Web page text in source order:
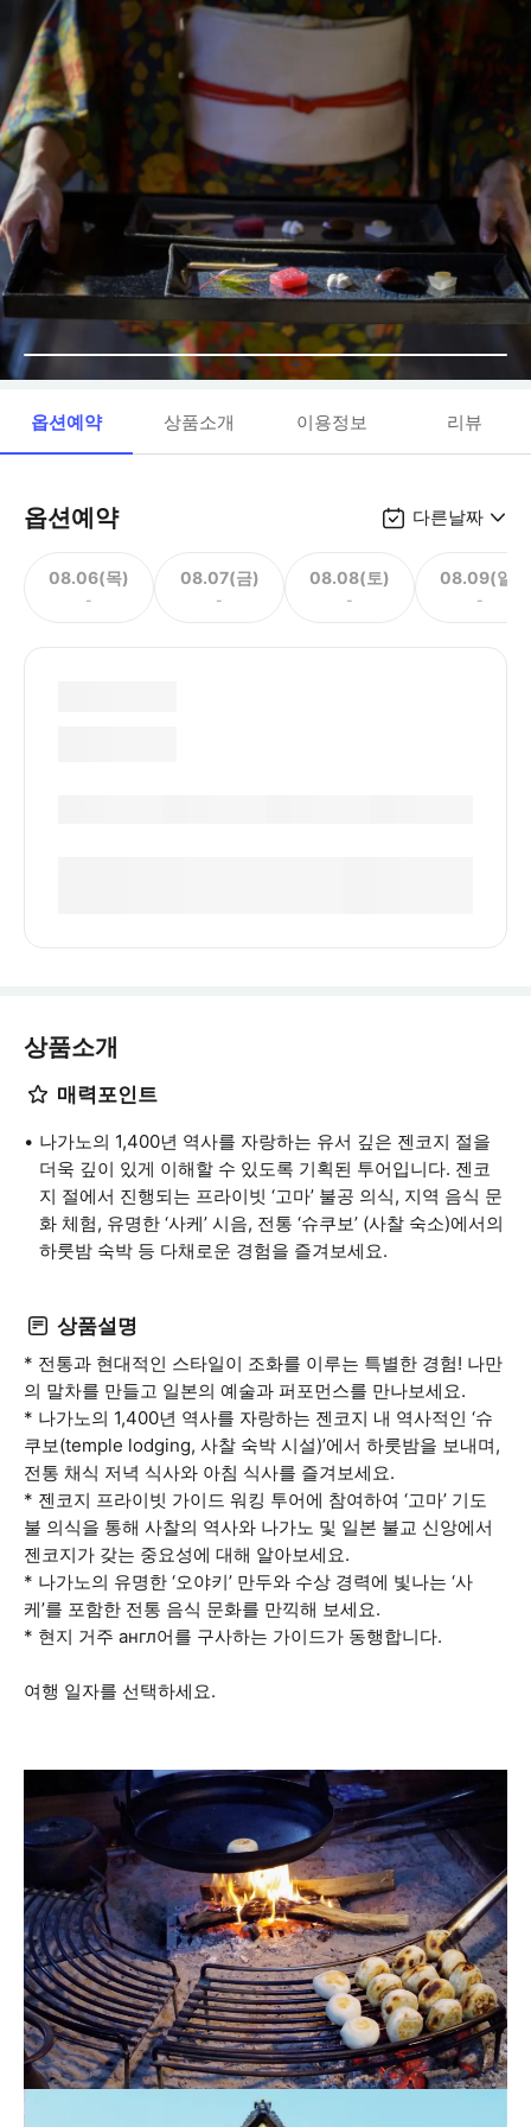
옵션예약 상품소개 이용정보 리뷰
옵션예약 다른날짜
08.06(목)
-
08.07(금)
-
08.08(토)
-
08.09(일)
-
상품소개
매력포인트
나가노의 1,400년 역사를 자랑하는 유서 깊은 젠코지 절을
더욱 깊이 있게 이해할 수 있도록 기획된 투어입니다. 젠코
지 절에서 진행되는 프라이빗 ‘고마’ 불공 의식, 지역 음식 문
화 체험, 유명한 ‘사케’ 시음, 전통 ‘슈쿠보’ (사찰 숙소)에서의
하룻밤 숙박 등 다채로운 경험을 즐겨보세요.
상품설명
* 전통과 현대적인 스타일이 조화를 이루는 특별한 경험! 나만
의 말차를 만들고 일본의 예술과 퍼포먼스를 만나보세요.
* 나가노의 1,400년 역사를 자랑하는 젠코지 내 역사적인 ‘슈
쿠보(temple lodging, 사찰 숙박 시설)’에서 하룻밤을 보내며,
전통 채식 저녁 식사와 아침 식사를 즐겨보세요.
* 젠코지 프라이빗 가이드 워킹 투어에 참여하여 ‘고마’ 기도
불 의식을 통해 사찰의 역사와 나가노 및 일본 불교 신앙에서
젠코지가 갖는 중요성에 대해 알아보세요.
* 나가노의 유명한 ‘오야키’ 만두와 수상 경력에 빛나는 ‘사
케’를 포함한 전통 음식 문화를 만끽해 보세요.
* 현지 거주 англ어를 구사하는 가이드가 동행합니다.
여행 일자를 선택하세요.